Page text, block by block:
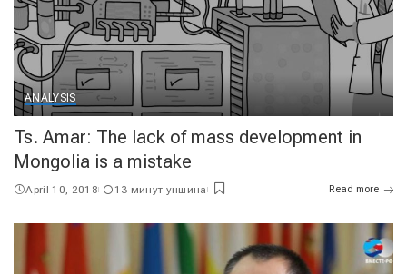
ANALYSIS
Ts. Amar: The lack of mass development in
Mongolia is a mistake
April 10, 2018 13 минут уншина Read more